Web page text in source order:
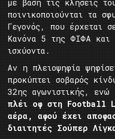
με βάση τις κλήσεις
ποινικοποιούνται τα
Γεγονός, που έρχεται
Κανόνα 5 της ΦΙΦΑ και
ισχύοντα.
Αν η πλειοψηφία
προκύπτει σοβαρός
32ης αγωνιστικής, ενώ
πλέι οφ στη Football
αέρα, αφού έχει
διαιτητές Σούπερ